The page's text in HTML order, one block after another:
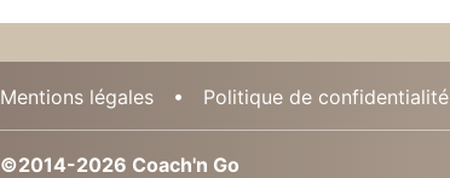
Mentions légales Politique de confidentialité
©2014-2026 Coach'n Go